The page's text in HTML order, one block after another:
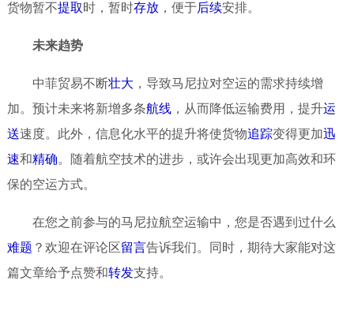
货物暂不提取时，暂时存放，便于后续安排。
未来趋势
中菲贸易不断壮大 ，导致马尼拉对空运的需求持续增
加。预计未来将新增多条航线，从而降低运输费用，提升运
送速度。此外，信息化水平的提升将使货物追踪变得更加迅
速和精确。随着航空技术的进步，或许会出现更加高效和环
保的空运方式。
在您之前参与的马尼拉航空运输中，您是否遇到过什么
难题 ？欢迎在评论区留言告诉我们。同时，期待大家能对这
篇文章给予点赞和转发支持。